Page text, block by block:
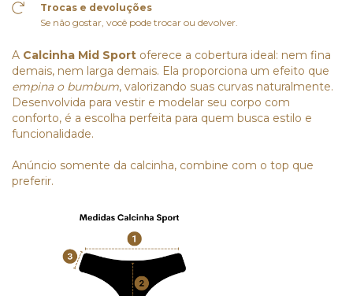
Trocas e devoluções
Se não gostar, você pode trocar ou devolver.
A Calcinha Mid Sport oferece a cobertura ideal: nem fina
demais, nem larga demais. Ela proporciona um efeito que
empina o bumbum, valorizando suas curvas naturalmente.
Desenvolvida para vestir e modelar seu corpo com
conforto, é a escolha perfeita para quem busca estilo e
funcionalidade.
Anúncio somente da calcinha, combine com o top que
preferir.